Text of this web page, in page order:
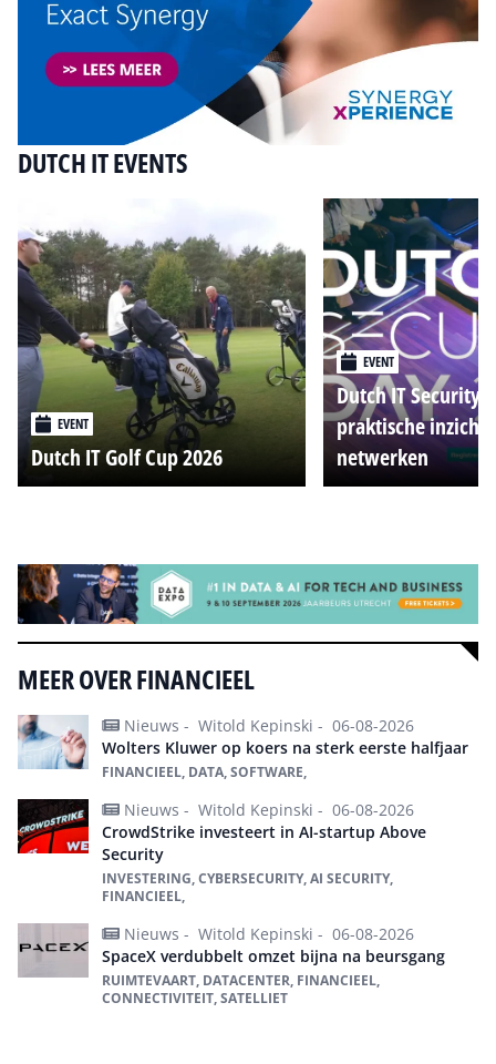
DUTCH IT EVENTS
EVENT
Dutch IT Golf Cup 2026
EVENT
Dutch IT Security
praktische
netwerken
MEER OVER FINANCIEEL
Nieuws - Witold Kepinski - 06-08-2026
Wolters Kluwer op koers na sterk eerste halfjaar
FINANCIEEL, DATA, SOFTWARE,
Nieuws - Witold Kepinski - 06-08-2026
CrowdStrike investeert in AI-startup Above
Security
INVESTERING, CYBERSECURITY, AI SECURITY,
FINANCIEEL,
Nieuws - Witold Kepinski - 06-08-2026
SpaceX verdubbelt omzet bijna na beursgang
RUIMTEVAART, DATACENTER, FINANCIEEL,
CONNECTIVITEIT, SATELLIET